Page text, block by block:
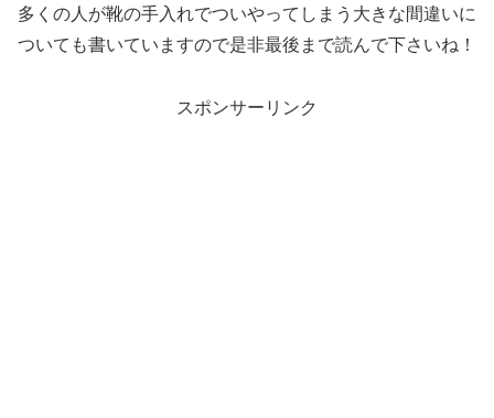
多くの人が靴の手入れでついやってしまう大きな間違いに
ついても書いていますので是非最後まで読んで下さいね！
スポンサーリンク